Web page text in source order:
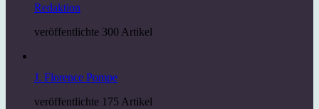
Redaktion
veröffentlichte 300 Artikel
J. Florence Pompe
veröffentlichte 175 Artikel